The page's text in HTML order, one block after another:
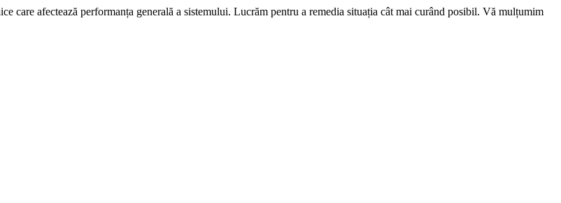
care afectează performanța generală a sistemului. Lucrăm pentru a remedia situația cât mai curând posibil. Vă mulțumim